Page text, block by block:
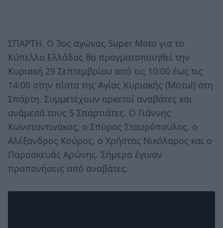
ΣΠΑΡΤΗ. O 3ος αγώνας Super Moto για το
Κύπελλο Ελλάδας θα πραγματοποιηθεί την
Κυριακή 29 Σεπτεμβρίου από τις 10:00 έως τις
14:00 στην πίστα της Αγίας Κυριακής (Μοτul) στη
Σπάρτη. Συμμετέχουν αρκετοί αναβάτες και
ανάμεσά τους 5 Σπαρτιάτες. Ο Γιάννης
Κωνσταντινάκος, ο Σπύρος Σταυρόπουλος, ο
Αλέξανδρος Κούρος, ο Χρήστος Νικόλαρος και ο
Παρασκευάς Αρώνης. Σήμερα έγιναν
προπονήσεις από αναβάτες.